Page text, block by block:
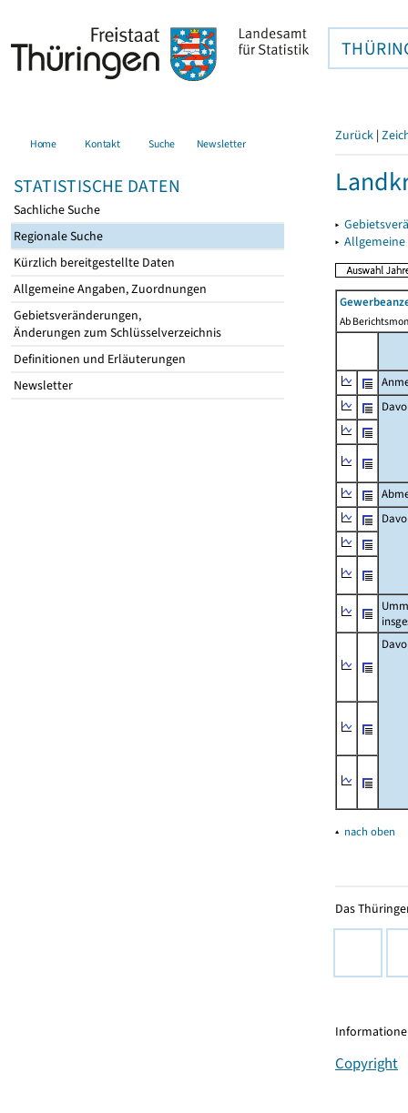
Home Kontakt Suche Newsletter
STATISTISCHE DATEN
Sachliche Suche
Regionale Suche
Kürzlich bereitgestellte Daten
Allgemeine Angaben, Zuordnungen
Gebietsveränderungen,
Änderungen zum Schlüsselverzeichnis
Definitionen und Erläuterungen
Newsletter
Zurück |
▸
▸
Ab
▴ nach oben
Das
Copyright